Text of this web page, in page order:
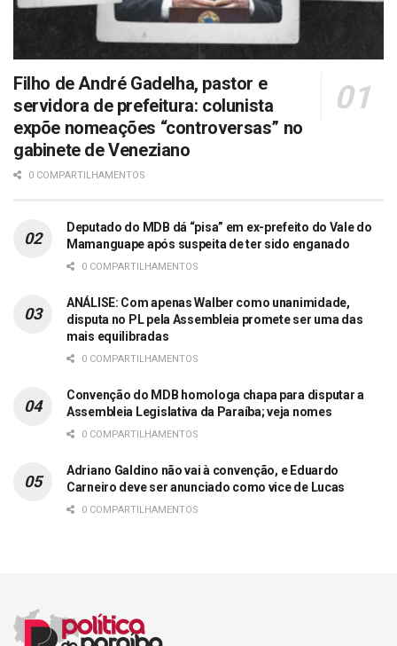
Filho de André Gadelha, pastor e
servidora de prefeitura: colunista
expõe nomeações “controversas” no
gabinete de Veneziano
0 COMPARTILHAMENTOS
Deputado do MDB dá “pisa” em ex-prefeito do Vale do
Mamanguape após suspeita de ter sido enganado
0 COMPARTILHAMENTOS
ANÁLISE: Com apenas Walber como unanimidade,
disputa no PL pela Assembleia promete ser uma das
mais equilibradas
0 COMPARTILHAMENTOS
Convenção do MDB homologa chapa para disputar a
Assembleia Legislativa da Paraíba; veja nomes
0 COMPARTILHAMENTOS
Adriano Galdino não vai à convenção, e Eduardo
Carneiro deve ser anunciado como vice de Lucas
0 COMPARTILHAMENTOS